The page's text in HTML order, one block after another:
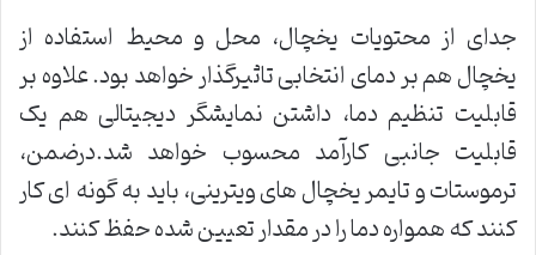
جدای از محتویات یخچال، محل و محیط استفاده از
یخچال هم بر دمای انتخابی تاثیرگذار خواهد بود. علاوه بر
قابلیت تنظیم دما، داشتن نمایشگر دیجیتالی هم یک
قابلیت جانبی کارآمد محسوب خواهد شد.درضمن،
ترموستات و تایمر یخچال های ویترینی، باید به گونه ای کار
کنند که همواره دما را در مقدار تعیین شده حفظ کنند.